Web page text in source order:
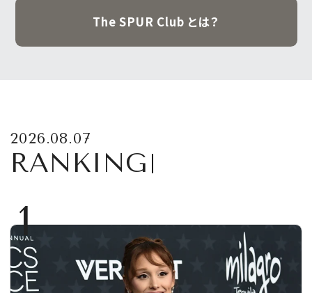
The SPUR Club とは？
2026.08.07
RANKING
1